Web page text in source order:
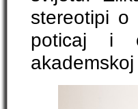
stereotipi o
poticaj i